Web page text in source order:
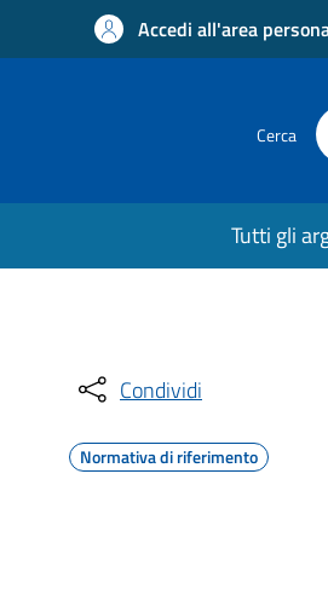
Accedi all'area
Cerca
Tutti gli
Condividi
Normativa di riferimento